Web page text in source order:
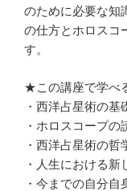
のために必要な知
の仕方とホロスコ
す。
★この講座で学べ
・西洋占星術の基
・ホロスコープ
・西洋占星術の哲
・人生における新
・今までの自分